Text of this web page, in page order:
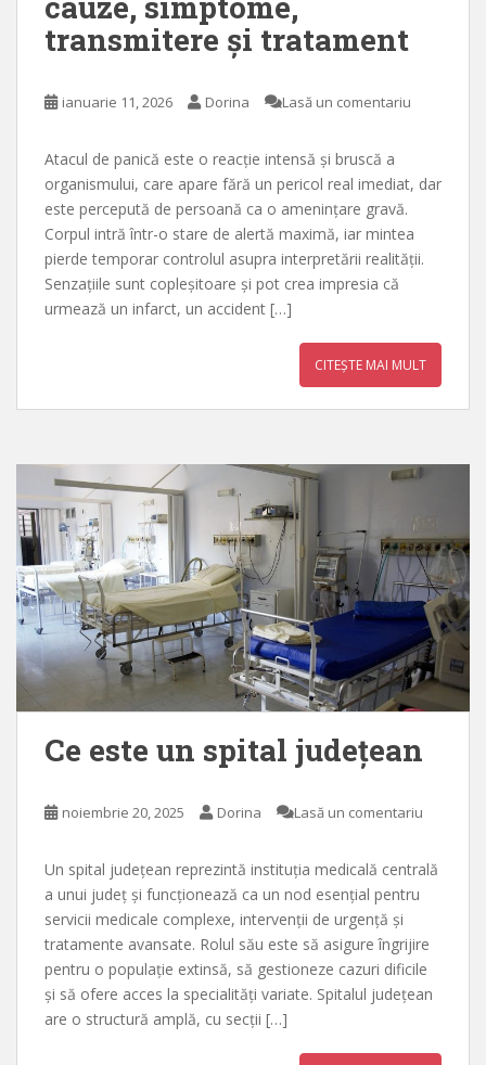
transmitere și tratament
ianuarie 11, 2026 Dorina Lasă un comentariu
Atacul de panică este o reacție intensă și bruscă a
organismului, care apare fără un pericol real imediat, dar
este percepută de persoană ca o amenințare gravă.
Corpul intră într-o stare de alertă maximă, iar mintea
pierde temporar controlul asupra interpretării realității.
Senzațiile sunt copleșitoare și pot crea impresia că
urmează un infarct, un accident […]
CITEȘTE MAI MULT
Ce este un spital județean
noiembrie 20, 2025 Dorina Lasă un comentariu
Un spital județean reprezintă instituția medicală centrală
a unui județ și funcționează ca un nod esențial pentru
servicii medicale complexe, intervenții de urgență și
tratamente avansate. Rolul său este să asigure îngrijire
pentru o populație extinsă, să gestioneze cazuri dificile
și să ofere acces la specialități variate. Spitalul județean
are o structură amplă, cu secții […]